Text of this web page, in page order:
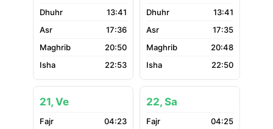
13:41
17:36
20:50
22:53
13:41
17:35
20:48
22:50
21, Ve
04:23
22, Sa
04:25